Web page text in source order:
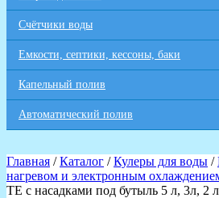
Счётчики воды
Емкости, септики, кессоны, баки
Капельный полив
Автоматический полив
Главная /Каталог /Кулеры для воды /
нагревом и электронным
TE с насадками под бутыль 5 л, 3л, 2